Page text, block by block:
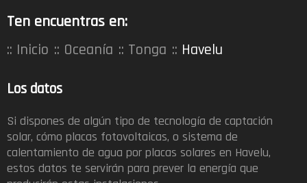
Ten encuentras en:
Inicio
Oceanía Tonga Havelu
Los datos
Si dispones de algún tipo de tecnología de captación
solar, cómo placas fotovoltaicas, o sistema de
calentamiento de agua por placas solares en Havelu,
estos datos te servirán para prever la energía que